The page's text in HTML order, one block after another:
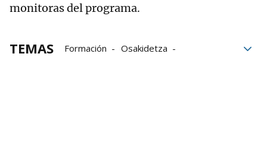
monitoras del programa.
TEMAS Formación
Osakidetza